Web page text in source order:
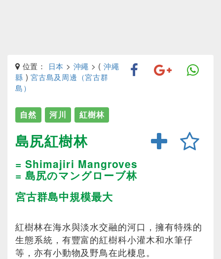
位置： 日本 > 沖繩 > ( 沖繩
縣 )宮古島及周邊（宮古群
島）
自然 河川 紅樹林
島尻紅樹林
= Shimajiri Mangroves
= 島尻のマングローブ林
宮古群島中規模最大
紅樹林在海水與淡水交融的河口，擁有特殊的
生態系統，有豐富的紅樹科小灌木和水筆仔
等，亦有小動物及野鳥在此棲息。